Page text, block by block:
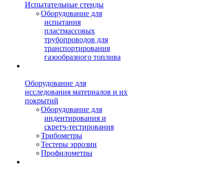
Испытательные стенды
Оборудование для
испытания
пластмассовых
трубопроводов для
транспортирования
газообразного топлива
Оборудование для
исследования материалов и их
покрытий
Оборудование для
индентирования и
скретч-тестирования
Трибометры
Тестеры эррозии
Профилометры